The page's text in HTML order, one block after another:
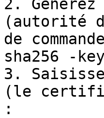
2.
(autorité
de
sha256 -
3.
(le
: